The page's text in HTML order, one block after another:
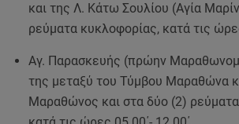
και της Λ. Κάτω Σουλίου (Αγία
ρεύματα κυκλοφορίας, κατά τις
Αγ. Παρασκευής (πρώην
της μεταξύ του Τύμβου Μαραθώνα
Μαραθώνος και στα δύο (2)